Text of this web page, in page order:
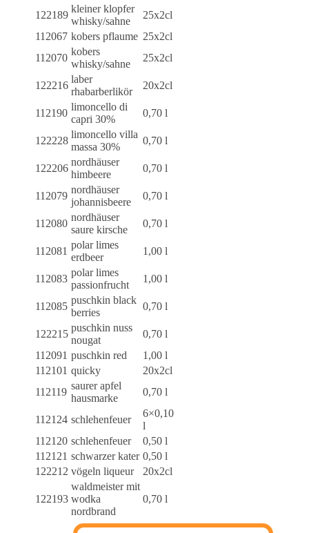
122189
kleiner klopfer
whisky/sahne
25x2cl
112067 kobers pflaume 25x2cl
112070
kobers
whisky/sahne
25x2cl
122216
laber
rhabarberlikör
20x2cl
112190
limoncello di
capri 30%
0,70 l
122228
limoncello villa
massa 30%
0,70 l
122206
nordhäuser
himbeere
0,70 l
112079
nordhäuser
johannisbeere
0,70 l
112080
nordhäuser
saure kirsche
0,70 l
112081
polar limes
erdbeer
1,00 l
112083
polar limes
passionfrucht
1,00 l
112085
puschkin black
berries
0,70 l
122215
puschkin nuss
nougat
0,70 l
112091 puschkin red
1,00 l
112101 quicky
20x2cl
112119
saurer apfel
hausmarke
0,70 l
112124 schlehenfeuer
6×0,10
l
112120 schlehenfeuer
0,50 l
112121 schwarzer kater 0,50 l
122212 vögeln liqueur 20x2cl
122193
waldmeister mit
wodka
nordbrand
0,70 l